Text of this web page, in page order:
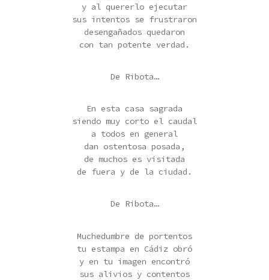
y al quererlo ejecutar
sus intentos se frustraron
desengañados quedaron
con tan potente verdad.
De Ribota…
En esta casa sagrada
siendo muy corto el caudal
a todos en general
dan ostentosa posada,
de muchos es visitada
de fuera y de la ciudad.
De Ribota…
Muchedumbre de portentos
tu estampa en Cádiz obró
y en tu imagen encontró
sus alivios y contentos